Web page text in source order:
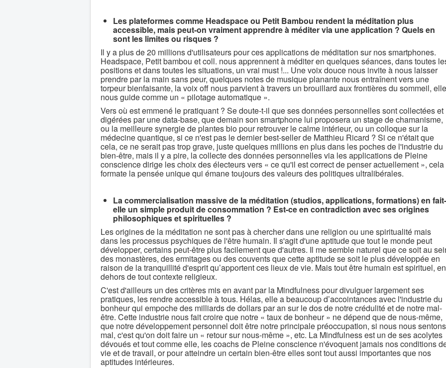
Les plateformes comme Headspace ou Petit Bambou rendent la méditation plus
accessible, mais peut-on vraiment apprendre à méditer via une application ? Quels en
sont les limites ou risques ?
Il y a plus de 20 millions d'utilisateurs pour ces applications de méditation sur nos smartphones.
Headspace, Petit bambou et coll. nous apprennent à méditer en quelques séances, dans toutes
positions et dans toutes les situations, un vrai must !... Une voix douce nous invite à nous laisser
prendre par la main sans peur, quelques notes de musique planante nous entraînent vers une
torpeur bienfaisante, la voix off nous parvient à travers un brouillard aux frontières du sommeil, elle
nous guide comme un « pilotage automatique ».
Vers où est emmené le pratiquant ? Se doute-t-il que ses données personnelles sont collectées et
digérées par une data-base, que demain son smartphone lui proposera un stage de chamanisme,
ou la meilleure synergie de plantes bio pour retrouver le calme intérieur, ou un colloque sur la
médecine quantique, si ce n'est pas le dernier best-seller de Matthieu Ricard ? Si ce n'était que
cela, ce ne serait pas trop grave, juste quelques millions en plus dans les poches de l'industrie du
bien-être, mais il y a pire, la collecte des données personnelles via les applications de Pleine
conscience dirige les choix des électeurs vers « ce qu'il est correct de penser actuellement », cela
formate la pensée unique qui émane toujours des valeurs des politiques ultralibérales.
La commercialisation massive de la méditation (studios, applications, formations) en fait-
elle un simple produit de consommation ? Est-ce en contradiction avec ses origines
philosophiques et spirituelles ?
Les origines de la méditation ne sont pas à chercher dans une religion ou une spiritualité mais
dans les processus psychiques de l'être humain. Il s'agit d'une aptitude que tout le monde peut
développer, certains peut-être plus facilement que d'autres. Il me semble naturel que ce soit au
des monastères, des ermitages ou des couvents que cette aptitude se soit le plus développée en
raison de la tranquillité d'esprit qu’apportent ces lieux de vie. Mais tout être humain est spirituel,
dehors de tout contexte religieux.
C'est d'ailleurs un des critères mis en avant par la Mindfulness pour divulguer largement ses
pratiques, les rendre accessible à tous. Hélas, elle a beaucoup d’accointances avec l'industrie du
bonheur qui empoche des milliards de dollars par an sur le dos de notre crédulité et de notre mal-
être. Cette industrie nous fait croire que notre « taux de bonheur » ne dépend que de nous-même,
que notre développement personnel doit être notre principale préoccupation, si nous nous sentons
mal, c'est qu'on doit faire un « retour sur nous-même », etc. La Mindfulness est un de ses acolytes
dévoués et tout comme elle, les coachs de Pleine conscience n'évoquent jamais nos conditions
vie et de travail, or pour atteindre un certain bien-être elles sont tout aussi importantes que nos
aptitudes intérieures.